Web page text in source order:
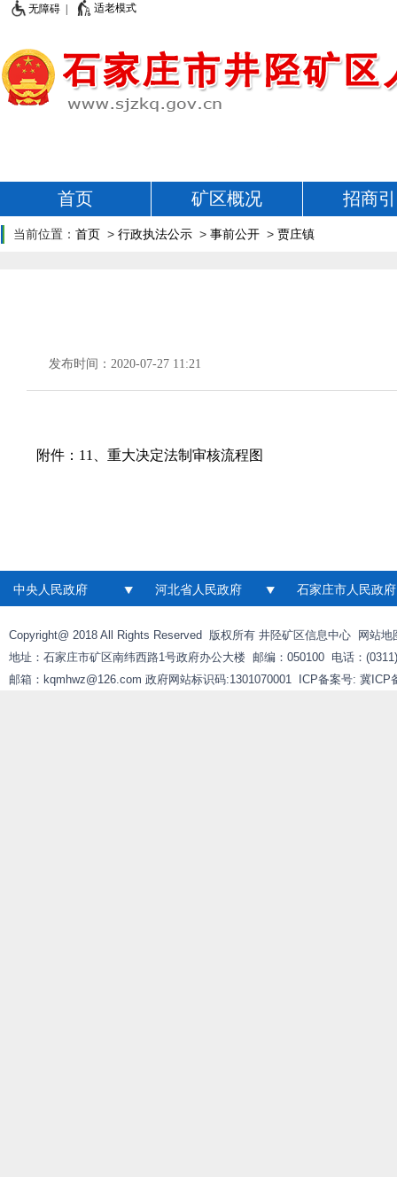
无障碍 | 适老模式
首页 矿区概况 招商
当前位置： 首页 > 行政执法公示 > 事前公开 > 贾庄镇
发布时间：2020-07-27 11:21
附件： 11、重大决定法制审核流程图